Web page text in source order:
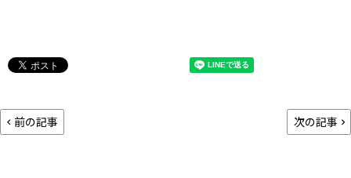
前の記事 次の記事